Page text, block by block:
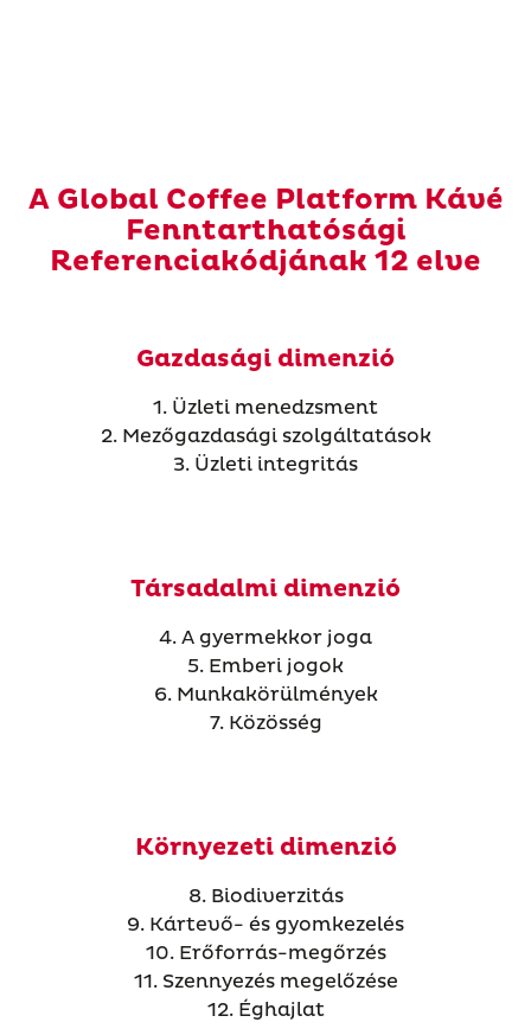
A Global Coffee Platform Kávé
Fenntarthatósági
Referenciakódjának 12 elve
Gazdasági dimenzió
1. Üzleti menedzsment
2. Mezőgazdasági szolgáltatások
3. Üzleti integritás
Társadalmi dimenzió
4. A gyermekkor joga
5. Emberi jogok
6. Munkakörülmények
7. Közösség
Környezeti dimenzió
8. Biodiverzitás
9. Kártevő- és gyomkezelés
10. Erőforrás-megőrzés
11. Szennyezés megelőzése
12. Éghajlat